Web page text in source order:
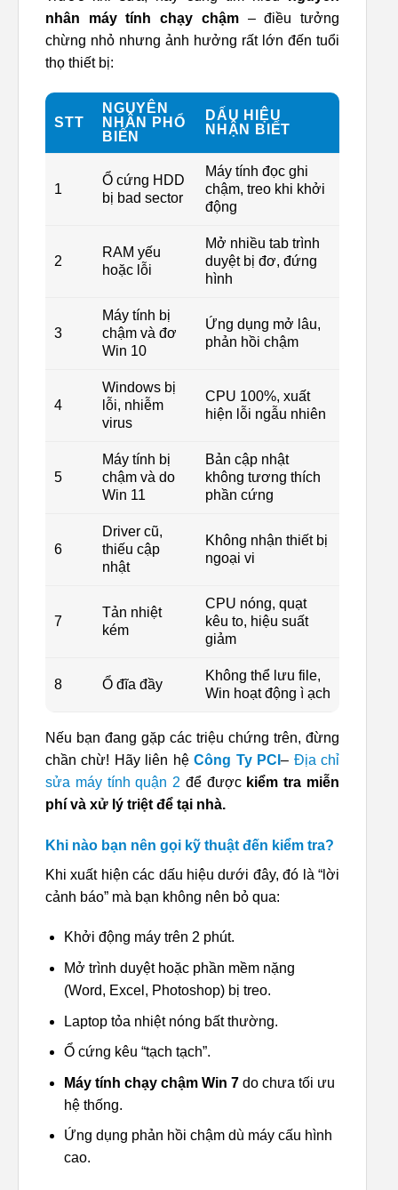
nhân máy tính chạy chậm– điều tưởng
chừng nhỏ nhưng ảnh hưởng rất lớn đến tuổi
thọ thiết bị:
STT
NGUYÊN
NHÂN PHỔ
BIẾN
DẤU HIỆU
NHẬN BIẾT
1
Ổ cứng HDD
bị bad sector
Máy tính đọc ghi
chậm, treo khi khởi
động
2
RAM yếu
hoặc lỗi
Mở nhiều tab trình
duyệt bị đơ, đứng
hình
3
Máy tính bị
chậm và đơ
Win 10
Ứng dụng mở lâu,
phản hồi chậm
4
Windows bị
lỗi, nhiễm
virus
CPU 100%, xuất
hiện lỗi ngẫu nhiên
5
Máy tính bị
chậm và do
Win 11
Bản cập nhật
không tương thích
phần cứng
6
Driver cũ,
thiếu cập
nhật
Không nhận thiết bị
ngoại vi
7
Tản nhiệt
kém
CPU nóng, quạt
kêu to, hiệu suất
giảm
8 Ổ đĩa đầy
Không thể lưu file,
Win hoạt động ì ạch
Nếu bạn đang gặp các triệu chứng trên, đừng
chần chừ! Hãy liên hệCông Ty PCI– Địa chỉ
sửa máy tính quận 2 để được kiểm tra miễn
phí và xử lý triệt để tại nhà.
Khi nào bạn nên gọi kỹ thuật đến kiểm tra?
Khi xuất hiện các dấu hiệu dưới đây, đó là “lời
cảnh báo” mà bạn không nên bỏ qua:
Khởi động máy trên 2 phút.
Mở trình duyệt hoặc phần mềm nặng
(Word, Excel, Photoshop) bị treo.
Laptop tỏa nhiệt nóng bất thường.
Ổ cứng kêu “tạch tạch”.
Máy tính chạy chậm Win 7do chưa tối ưu
hệ thống.
Ứng dụng phản hồi chậm dù máy cấu hình
cao.